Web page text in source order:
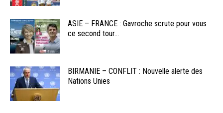
ASIE – FRANCE : Gavroche scrute pour vous
ce second tour...
BIRMANIE – CONFLIT : Nouvelle alerte des
Nations Unies